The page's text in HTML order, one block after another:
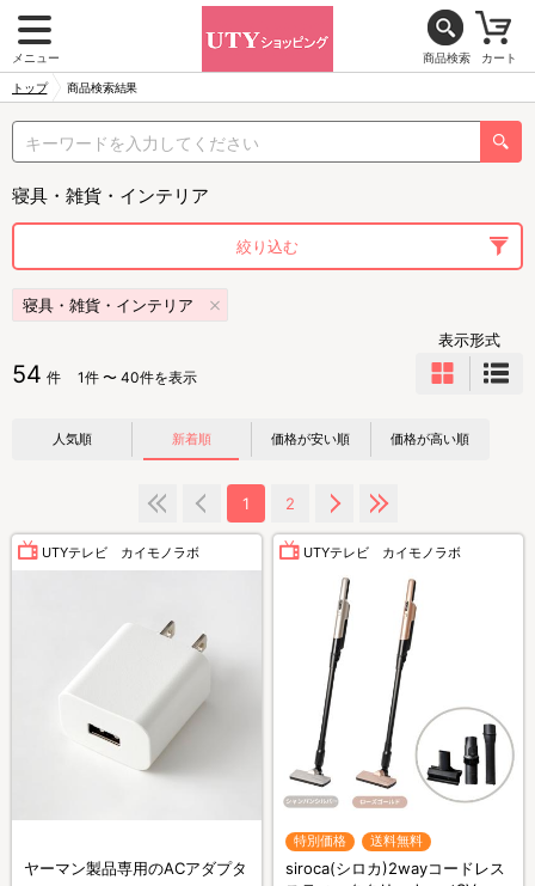
メニュー 商品検索 カート
トップ 商品検索結果
寝具・雑貨・インテリア
絞り込む
寝具・雑貨・インテリア
54 件 1件 〜 40件を表示
表示形式
人気順 新着順 価格が安い順 価格が高い順
1 2
UTYテレビ カイモノラボ
ヤーマン製品専用のACアダプタ
UTYテレビ カイモノラボ
特別価格 送料無料
siroca(シロカ)2wayコードレス